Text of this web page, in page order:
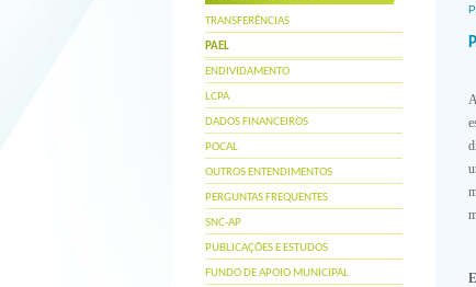
TRANSFERÊNCIAS
PAEL
ENDIVIDAMENTO
LCPA
DADOS FINANCEIROS
POCAL
OUTROS ENTENDIMENTOS
PERGUNTAS FREQUENTES
SNC-AP
PUBLICAÇÕES E ESTUDOS
FUNDO DE APOIO MUNICIPAL